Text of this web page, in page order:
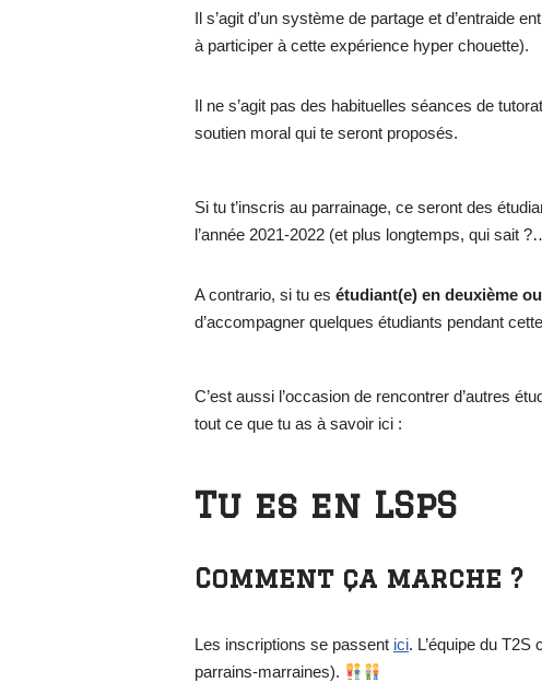
Il s’agit d’un système de partage et d’entraide
à participer à cette expérience hyper chouette).
Il ne s’agit pas des habituelles séances de
soutien moral qui te seront proposés.
Si tu t’inscris au parrainage, ce seront des
l’année 2021-2022 (et plus longtemps, qui sait
A contrario, si tu esétudiant(e) en deuxième
d’accompagner quelques étudiants pendant
C’est aussi l’occasion de rencontrer d’autres
tout ce que tu as à savoir ici :
Tu es en LSpS
Comment ça marche ?
Les inscriptions se passent ici. L’équipe du
parrains-marraines).